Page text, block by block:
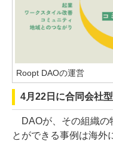
Roopt DAOの運営
4月22日に合同会社
DAOが、その組織の
とができる事例は海外